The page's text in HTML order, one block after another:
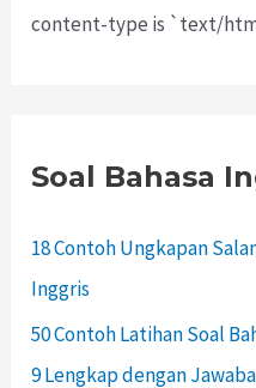
content-type is `text/
Soal Bahasa
18 Contoh Ungkapan
Inggris
50 Contoh Latihan Soal
9 Lengkap dengan